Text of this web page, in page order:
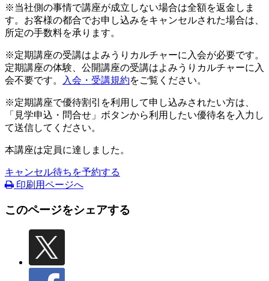
※当社側の事情で講座が成立しない場合は全額を返金しま
す。お客様の都合でお申し込みをキャンセルされた場合は、
所定の手数料を承ります。
※定期講座の受講はよみうりカルチャーに入会が必要です。
定期講座の体験、公開講座の受講はよみうりカルチャーに入
会不要です。
入会・受講規約をご覧ください。
※定期講座で優待割引を利用して申し込みされたい方は、
「見学申込・問合せ」ボタンから利用したい優待名を入力し
て送信してください。
本講座は定員に達しました。
キャンセル待ちを予約する
印刷用ページへ
このページをシェアする